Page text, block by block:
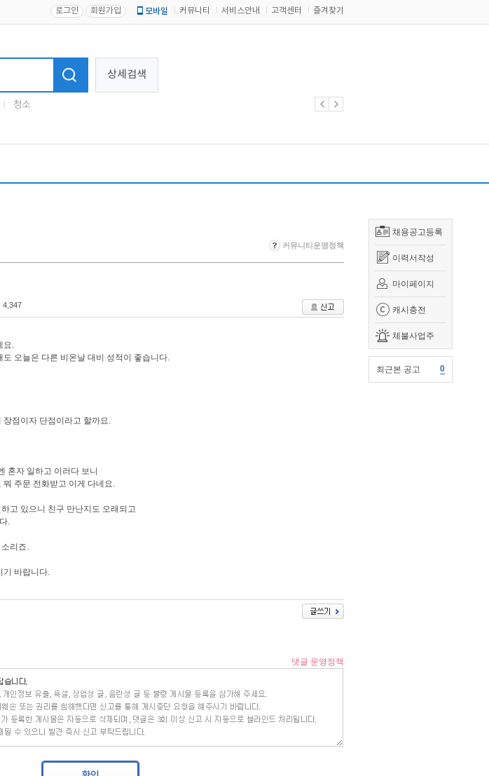
로그인 회원가입 모바일 커뮤니티 서비스안내 고객센터 즐겨찾기
상세검색
청소
채용공고등록
이력서작성
마이페이지
캐시충전
체불사업주
최근본 공고 0
커뮤니티운영정책
4,347
요.
오늘은 다른 비온날 대비 성적이 좋습니다.
점이자 단점이라고 할까요.
혼자 일하고 이러다 보니
주문 전화받고 이게 다네요.
고 있으니 친구 만난지도 오래되고
.
리죠.
기 바랍니다.